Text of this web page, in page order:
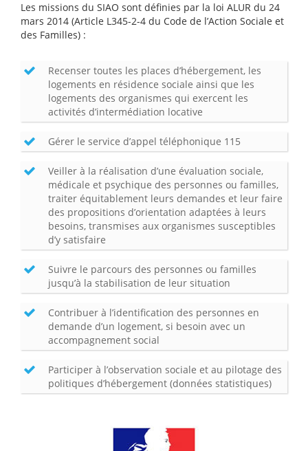
Les missions du SIAO sont définies par la loi ALUR du 24
mars 2014 (Article L345-2-4 du Code de l’Action Sociale et
des Familles) :
Recenser toutes les places d’hébergement, les
logements en résidence sociale ainsi que les
logements des organismes qui exercent les
activités d’intermédiation locative
Gérer le service d’appel téléphonique 115
Veiller à la réalisation d’une évaluation sociale,
médicale et psychique des personnes ou familles,
traiter équitablement leurs demandes et leur faire
des propositions d’orientation adaptées à leurs
besoins, transmises aux organismes susceptibles
d’y satisfaire
Suivre le parcours des personnes ou familles
jusqu’à la stabilisation de leur situation
Contribuer à l’identification des personnes en
demande d’un logement, si besoin avec un
accompagnement social
Participer à l’observation sociale et au pilotage des
politiques d’hébergement (données statistiques)